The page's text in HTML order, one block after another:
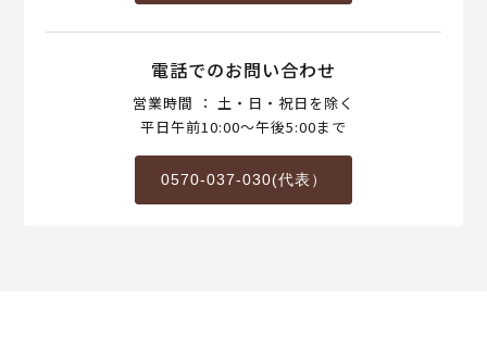
電話でのお問い合わせ
営業時間 ： 土・日・祝日を除く
平日午前10:00～午後5:00まで
0570-037-030(代表）